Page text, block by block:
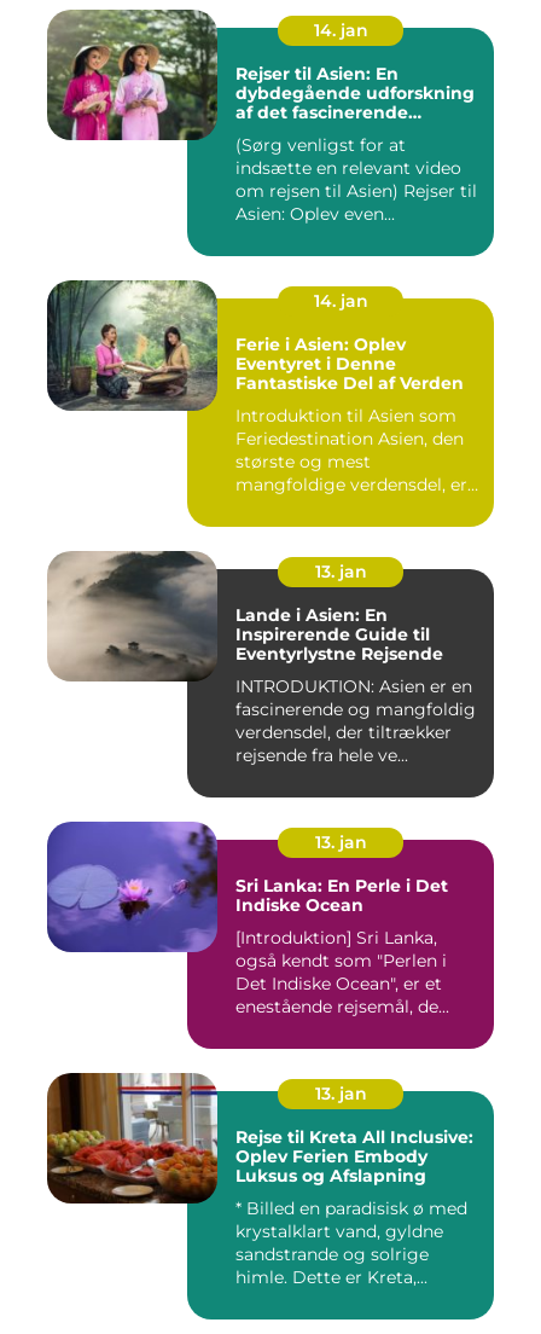
14. jan
Rejser til Asien: En
dybdegående udforskning
af det fascinerende
(Sørg venligst for at
indsætte en relevant video
om rejsen til Asien) Rejser til
Asien: Oplev even...
14. jan
Ferie i Asien: Oplev
Eventyret i Denne
Fantastiske Del af Verden
Introduktion til Asien som
Feriedestination Asien, den
største og mest
mangfoldige verdensdel, er
13. jan
Lande i Asien: En
Inspirerende Guide til
Eventyrlystne Rejsende
INTRODUKTION: Asien er en
fascinerende og mangfoldig
verdensdel, der tiltrækker
rejsende fra hele ve...
13. jan
Sri Lanka: En Perle i Det
Indiske Ocean
[Introduktion] Sri Lanka,
også kendt som "Perlen i
Det Indiske Ocean", er et
enestående rejsemål, de...
13. jan
Rejse til Kreta All Inclusive:
Oplev Ferien Embody
Luksus og Afslapning
* Billed en paradisisk ø med
krystalklart vand, gyldne
sandstrande og solrige
himle. Dette er Kreta,...